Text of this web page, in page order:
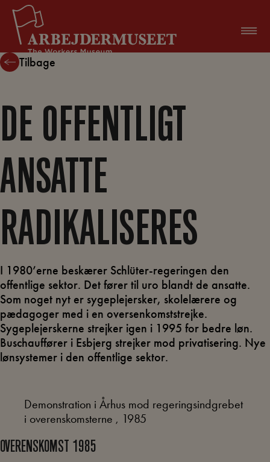
Hop
indholdet
Tilbage
DE OFFENTLIGT
ANSATTE
RADIKALISERES
I 1980’erne beskærer Schlüter-regeringen den
offentlige sektor. Det fører til uro blandt de ansatte.
Som noget nyt er sygeplejersker, skolelærere og
pædagoger med i en oversenkomststrejke.
Sygeplejerskerne strejker igen i 1995 for bedre løn.
Buschauffører i Esbjerg strejker mod privatisering. Nye
lønsystemer i den offentlige sektor.
Demonstration i Århus mod regeringsindgrebet
i overenskomsterne , 1985
OVERENSKOMST 1985